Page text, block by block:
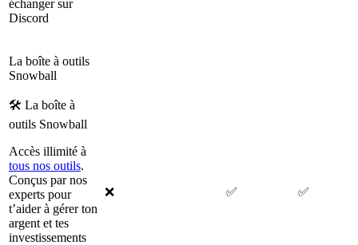
échanger sur
Discord
La boîte à outils
Snowball
🛠 La boîte à
outils Snowball
Accès illimité à
tous nos outils.
Conçus par nos
experts pour
t’aider à gérer ton
argent et tes
investissements
❌ ✅ ✅